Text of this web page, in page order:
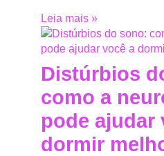
Leia mais »
Distúrbios
como a
pode ajudar
dormir